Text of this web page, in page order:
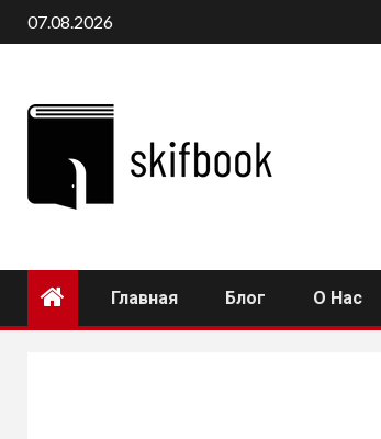
Перейти
к
07.08.2026
Главная Блог О Нас